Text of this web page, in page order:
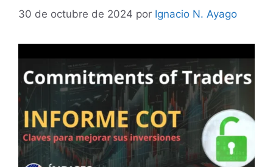
30 de octubre de 2024 por Ignacio N. Ayago